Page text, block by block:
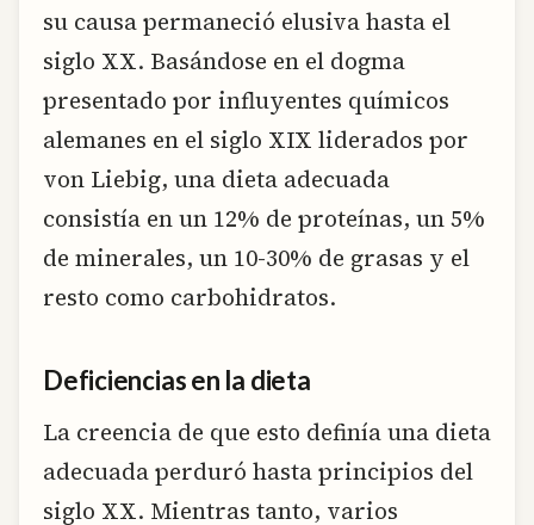
su causa permaneció elusiva hasta el
siglo XX. Basándose en el dogma
presentado por influyentes químicos
alemanes en el siglo XIX liderados por
von Liebig, una dieta adecuada
consistía en un 12% de proteínas, un 5%
de minerales, un 10-30% de grasas y el
resto como carbohidratos.
Deficiencias en la dieta
La creencia de que esto definía una dieta
adecuada perduró hasta principios del
siglo XX. Mientras tanto, varios